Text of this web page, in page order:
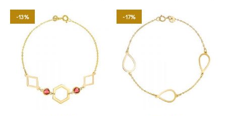
-13% -17%